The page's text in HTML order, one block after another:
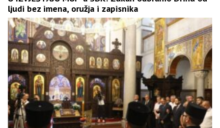
ljudi bez imena, oružja i zapisnika